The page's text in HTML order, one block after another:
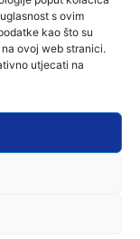
s ovim
kao što su
ovoj web stranici.
utjecati na